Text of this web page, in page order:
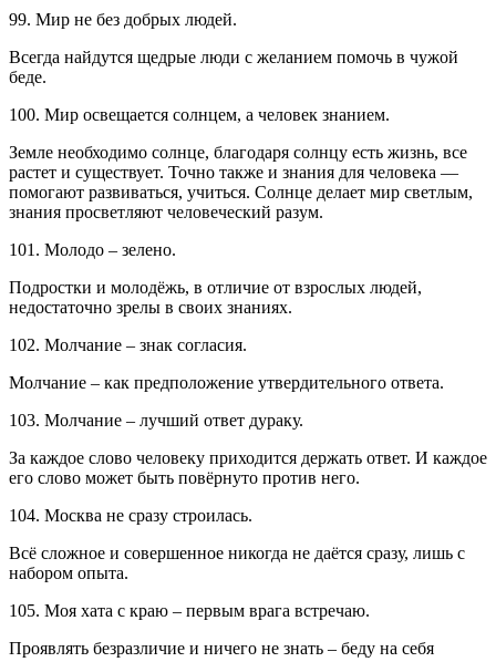
99. Мир не без добрых людей.
Всегда найдутся щедрые люди с желанием помочь в чужой
беде.
100. Мир освещается солнцем, а человек знанием.
Земле необходимо солнце, благодаря солнцу есть жизнь, все
растет и существует. Точно также и знания для человека —
помогают развиваться, учиться. Солнце делает мир светлым,
знания просветляют человеческий разум.
101. Молодо – зелено.
Подростки и молодёжь, в отличие от взрослых людей,
недостаточно зрелы в своих знаниях.
102. Молчание – знак согласия.
Молчание – как предположение утвердительного ответа.
103. Молчание – лучший ответ дураку.
За каждое слово человеку приходится держать ответ. И каждое
его слово может быть повёрнуто против него.
104. Москва не сразу строилась.
Всё сложное и совершенное никогда не даётся сразу, лишь с
набором опыта.
105. Моя хата с краю – первым врага встречаю.
Проявлять безразличие и ничего не знать – беду на себя